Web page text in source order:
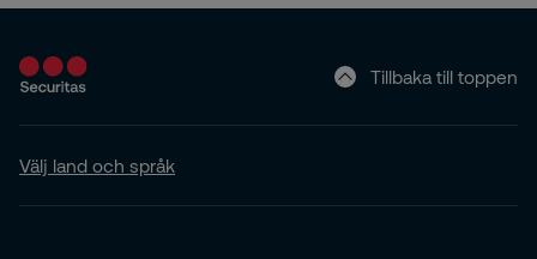
Tillbaka till toppen
Välj land och språk